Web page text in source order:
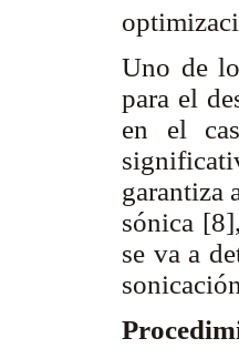
Uno de
para el
en el
garantiza
sónica
se va a